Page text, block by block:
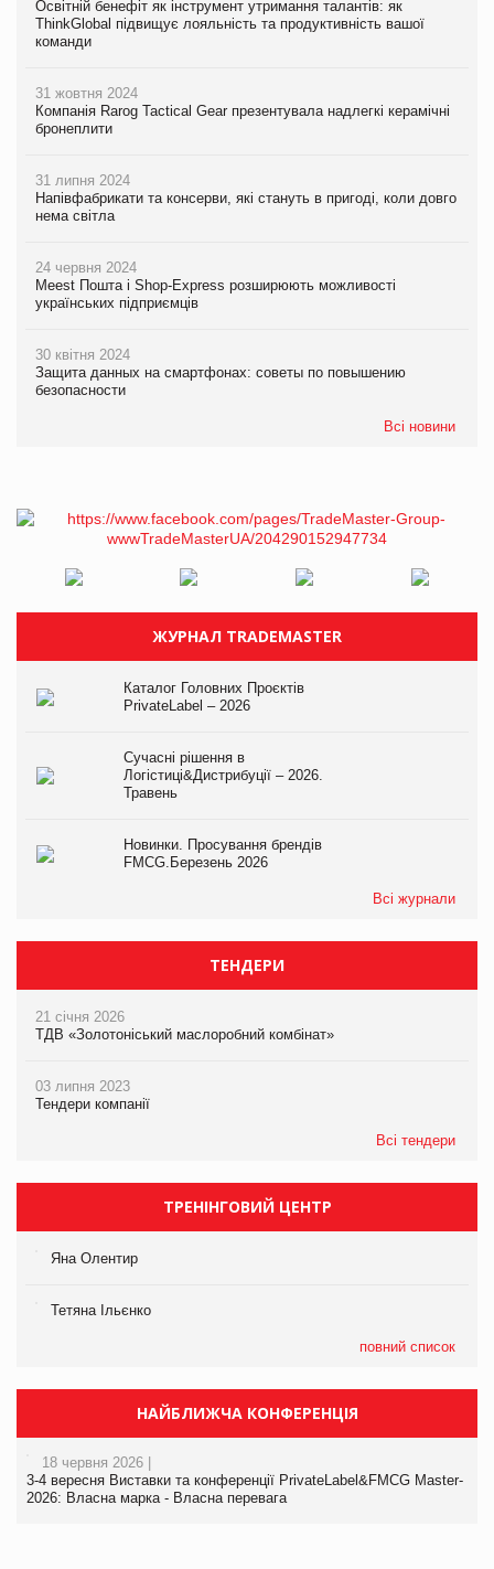
Освітній бенефіт як інструмент утримання талантів: як
ThinkGlobal підвищує лояльність та продуктивність вашої
команди
31 жовтня 2024
Компанія Rarog Tactical Gear презентувала надлегкі керамічні
бронеплити
31 липня 2024
Напівфабрикати та консерви, які стануть в пригоді, коли довго
нема світла
24 червня 2024
Meest Пошта і Shop-Express розширюють можливості
українських підприємців
30 квітня 2024
Защита данных на смартфонах: советы по повышению
безопасности
Всі новини
ЖУРНАЛ TRADEMASTER
Каталог Головних Проєктів
PrivateLabel – 2026
Сучасні рішення в
Логістиці&Дистрибуції – 2026.
Травень
Новинки. Просування брендів
FMCG.Березень 2026
Всі журнали
ТЕНДЕРИ
21 січня 2026
ТДВ «Золотоніський маслоробний комбінат»
03 липня 2023
Тендери компанії
Всі тендери
ТРЕНІНГОВИЙ ЦЕНТР
Яна Олентир
Тетяна Ільєнко
повний список
НАЙБЛИЖЧА КОНФЕРЕНЦІЯ
18 червня 2026 |
3-4 вересня Виставки та конференції PrivateLabel&FMCG Master-
2026: Власна марка - Власна перевага